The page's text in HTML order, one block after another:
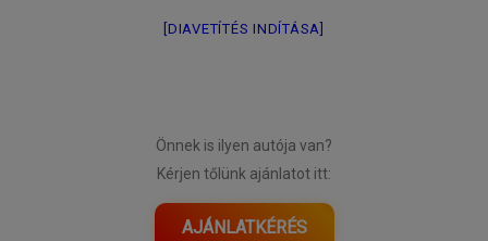
[DIAVETÍTÉS INDÍTÁSA]
Önnek is ilyen autója van?
Kérjen tőlünk ajánlatot itt:
AJÁNLATKÉRÉS